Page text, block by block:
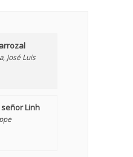
José Luis
Linh